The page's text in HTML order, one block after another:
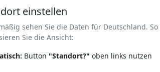
einstellen
sehen Sie die Daten für Deutschland. So
Sie die Ansicht:
Button "Standort?" oben links nutzen